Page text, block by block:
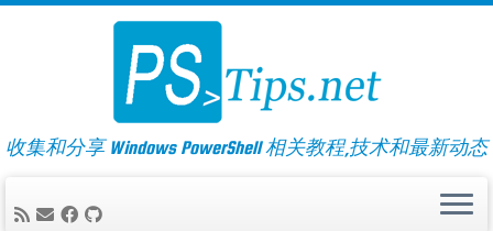
Skip
收集和分享 Windows PowerShell 相关教程,技术和最新动态